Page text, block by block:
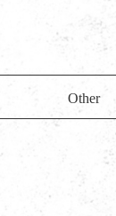
Other